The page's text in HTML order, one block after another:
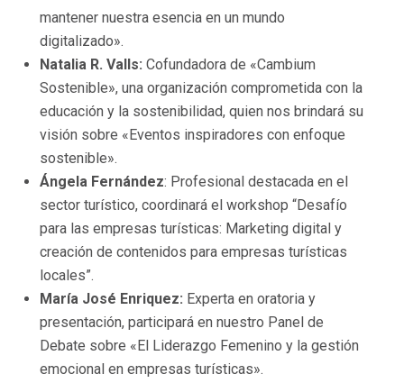
mantener nuestra esencia en un mundo
digitalizado».
Natalia R. Valls: Cofundadora de «Cambium
Sostenible», una organización comprometida con la
educación y la sostenibilidad, quien nos brindará su
visión sobre «Eventos inspiradores con enfoque
sostenible».
Ángela Fernández: Profesional destacada en el
sector turístico, coordinará el workshop “Desafío
para las empresas turísticas: Marketing digital y
creación de contenidos para empresas turísticas
locales”.
María José Enriquez: Experta en oratoria y
presentación, participará en nuestro Panel de
Debate sobre «El Liderazgo Femenino y la gestión
emocional en empresas turísticas».